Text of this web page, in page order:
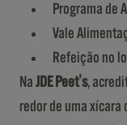
Programa de
Vale
Refeição no
Na JDE Peet's,
redor de uma xícara